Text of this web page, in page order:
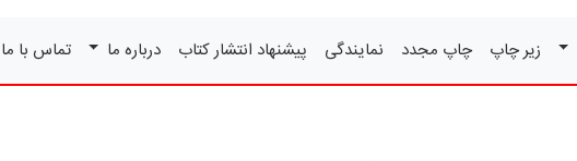
زیر چاپ چاپ مجدد نمایندگی پیشنهاد انتشار کتاب درباره ما تماس با